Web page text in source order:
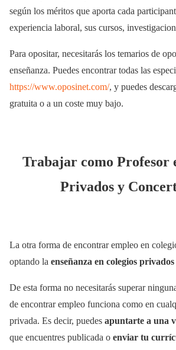
según los méritos que aporta cada
experiencia laboral, sus cursos,
Para opositar, necesitarás los temarios de
enseñanza. Puedes encontrar todas las
https://www.oposinet.com/, y puedes
gratuita o a un coste muy bajo.
Trabajar como Profesor
Privados y
La otra forma de encontrar empleo en
optando la enseñanza en colegios
De esta forma no necesitarás superar
de encontrar empleo funciona como en
privada. Es decir, puedes apuntarte a una
que encuentres publicada o enviar tu